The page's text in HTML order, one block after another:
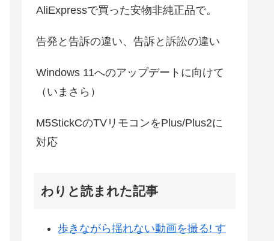
AliExpressで買った安物非純正品で。
告発と告訴の違い、告訴と訴訟の違い
Windows 11へのアップデートに向けて
（いまさら）
M5StickCのTVリモコンをPlus/Plus2に
対応
わりと読まれた記事
歩きながら揺れない動画を撮る! す